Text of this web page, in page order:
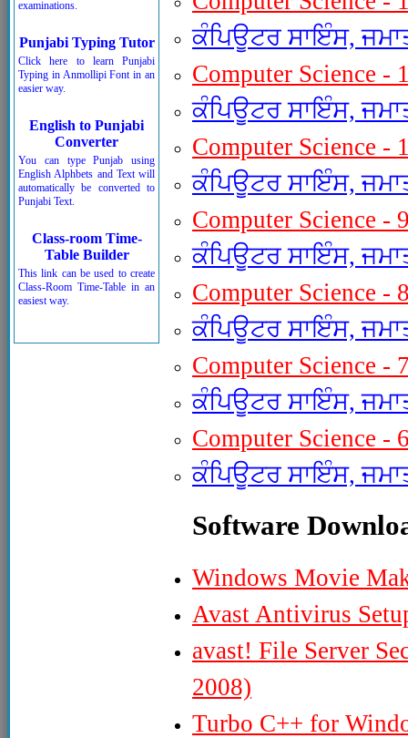
examinations.
Punjabi Typing Tutor
Click here to learn Punjabi
Typing in Anmollipi Font in an
easier way.
English to Punjabi
Converter
You can type Punjab using
English Alphbets and Text will
automatically be converted to
Punjabi Text.
Class-room Time-
Table Builder
This link can be used to create
Class-Room Time-Table in an
easiest way.
ਕੰਪਿਊਟਰ ਸਾਇੰਸ,
Computer Science -
ਕੰਪਿਊਟਰ ਸਾਇੰਸ,
Computer Science -
ਕੰਪਿਊਟਰ ਸਾਇੰਸ,
Computer Science -
ਕੰਪਿਊਟਰ ਸਾਇੰਸ,
Computer Science -
ਕੰਪਿਊਟਰ ਸਾਇੰਸ,
Computer Science -
ਕੰਪਿਊਟਰ ਸਾਇੰਸ,
Computer Science -
ਕੰਪਿਊਟਰ ਸਾਇੰਸ,
Software
Windows Movie
Avast Antivirus
avast! File Server
2008)
Turbo C++ for